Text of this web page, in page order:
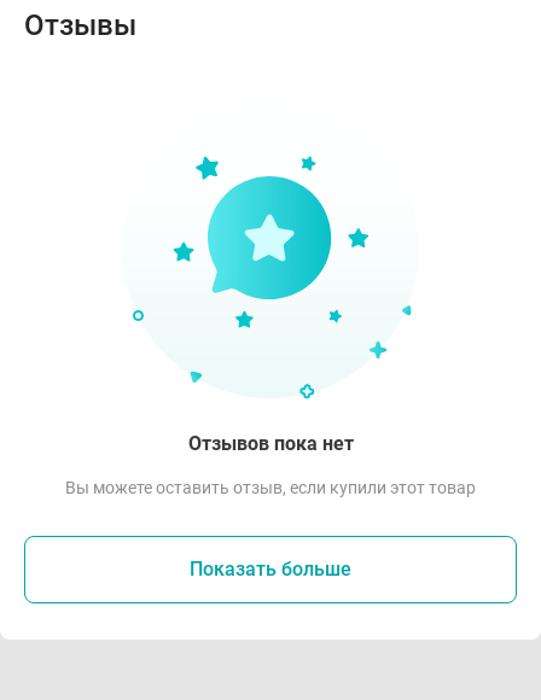
Отзывы
Отзывов пока нет
Вы можете оставить отзыв, если купили этот товар
Показать больше